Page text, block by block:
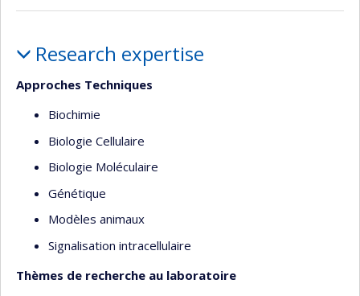
Research expertise
Approches Techniques
Biochimie
Biologie Cellulaire
Biologie Moléculaire
Génétique
Modèles animaux
Signalisation intracellulaire
Thèmes de recherche au laboratoire